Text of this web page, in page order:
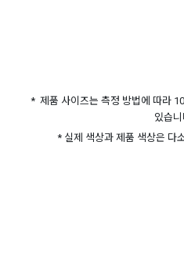
* 제품 사이즈는 측정 방법에 따라
있습니
* 실제 색상과 제품 색상은 다